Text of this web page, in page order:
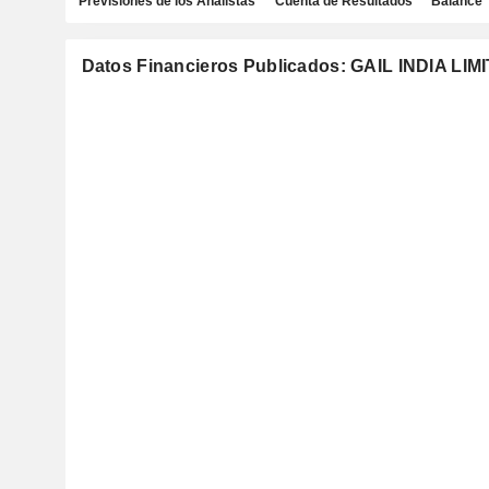
Datos Financieros Publicados: GAIL INDIA